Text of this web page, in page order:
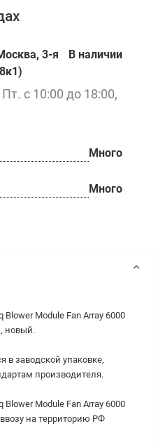
3-я
В наличии
с 10:00 до 18:00,
Много
Много
Blower Module Fan Array 6000
новый.
в заводской упаковке,
производителя.
Blower Module Fan Array 6000
ввозу на территорию РФ